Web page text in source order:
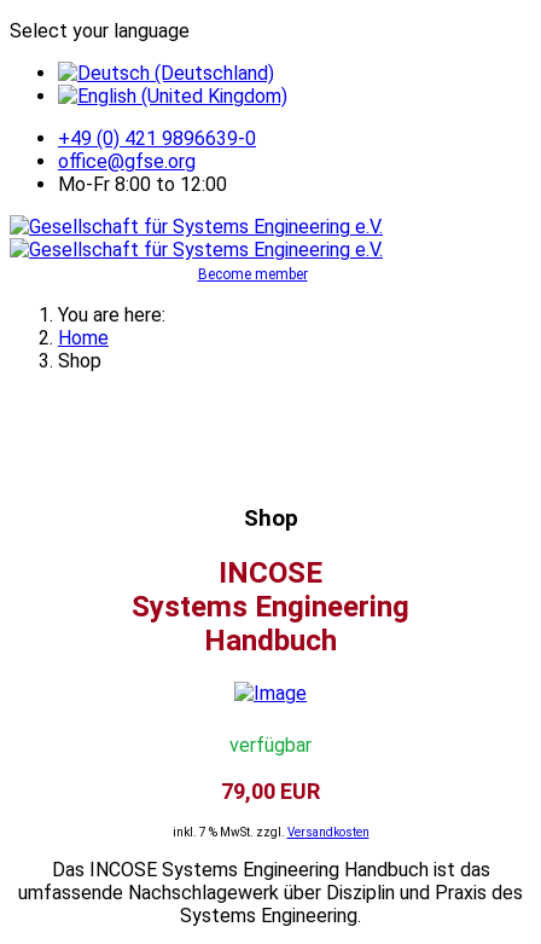
Select your language
+49 (0) 421 9896639-0
office@gfse.org
Mo-Fr 8:00 to 12:00
Become member
You are here:
Home
Shop
Shop
INCOSE
Systems Engineering
Handbuch
verfügbar
79,00 EUR
inkl. 7 % MwSt. zzgl. Versandkosten
Das INCOSE Systems Engineering Handbuch ist das
umfassende Nachschlagewerk über Disziplin und Praxis des
Systems Engineering.